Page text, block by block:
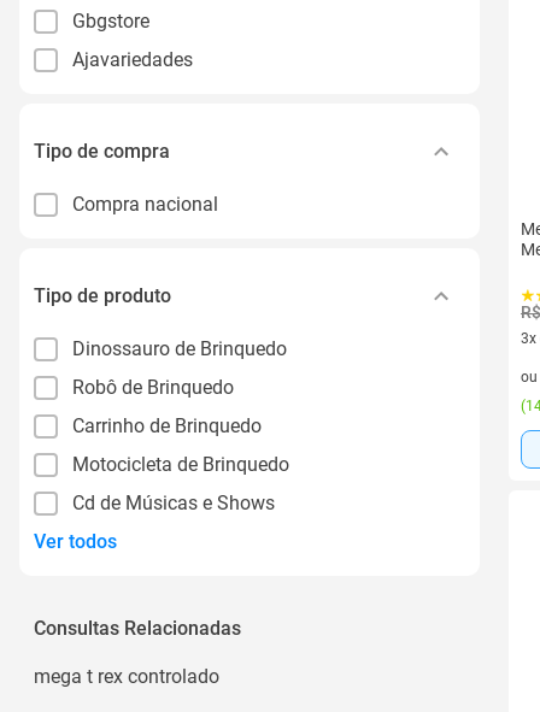
Gbgstore
Ajavariedades
Tipo de compra
Compra nacional
Tipo de produto
Dinossauro de Brinquedo
Robô de Brinquedo
Carrinho de Brinquedo
Motocicleta de Brinquedo
Cd de Músicas e Shows
Ver todos
Consultas Relacionadas
mega t rex controlado
3x
3
ou
(